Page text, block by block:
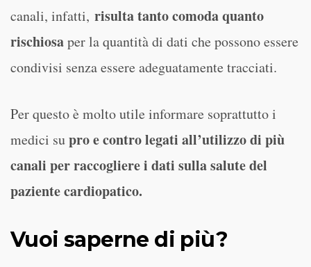
canali, infatti, risulta tanto comoda quanto
rischiosaper la quantità di dati che possono essere
condivisi senza essere adeguatamente tracciati.
Per questo è molto utile informare soprattutto i
medici supro e contro legati all’utilizzo di più
canali per raccogliere i dati sulla salute del
paziente cardiopatico.
Vuoi saperne di più?